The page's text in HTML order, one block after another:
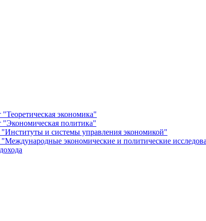
экономика"
политика"
и системы управления экономикой"
экономические и политические